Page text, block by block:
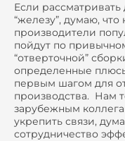
Если
“железу”, думаю,
производители
пойдут по
“отверточной”
определенные
первым шагом для
производства. Нам
зарубежным
укрепить связи,
сотрудничество